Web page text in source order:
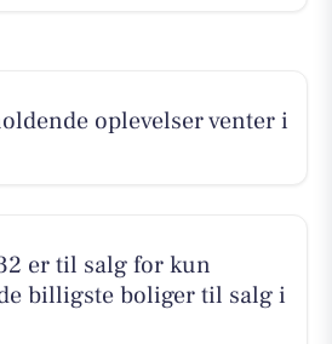
oplevelser venter i
er til salg for kun
billigste boliger til salg i